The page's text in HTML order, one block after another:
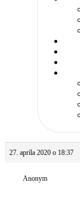
27. apríla 2020 o 18:37
Anonym